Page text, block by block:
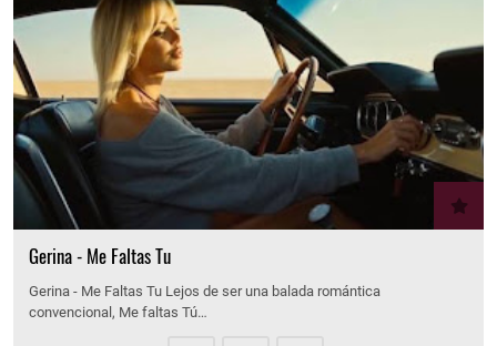
Gerina - Me Faltas Tu
Gerina - Me Faltas Tu Lejos de ser una balada romántica
convencional, Me faltas Tú…